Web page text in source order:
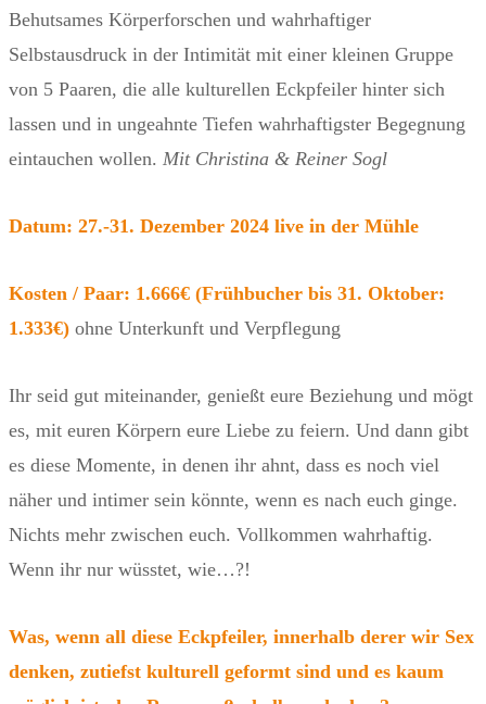
Behutsames Körperforschen und wahrhaftiger
Selbstausdruck in der Intimität mit einer kleinen Gruppe
von 5 Paaren, die alle kulturellen Eckpfeiler hinter sich
lassen und in ungeahnte Tiefen wahrhaftigster Begegnung
eintauchen wollen. Mit Christina & Reiner Sogl
Datum: 27.-31. Dezember 2024 live in der Mühle
Kosten / Paar: 1.666€ (Frühbucher bis 31. Oktober:
1.333€) ohne Unterkunft und Verpflegung
Ihr seid gut miteinander, genießt eure Beziehung und mögt
es, mit euren Körpern eure Liebe zu feiern. Und dann gibt
es diese Momente, in denen ihr ahnt, dass es noch viel
näher und intimer sein könnte, wenn es nach euch ginge.
Nichts mehr zwischen euch. Vollkommen wahrhaftig.
Wenn ihr nur wüsstet, wie…?!
Was, wenn all diese Eckpfeiler, innerhalb derer wir Sex
denken, zutiefst kulturell geformt sind und es kaum